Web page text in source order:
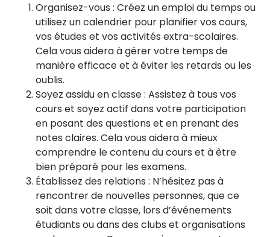
Organisez-vous : Créez un emploi du temps ou
utilisez un calendrier pour planifier vos cours,
vos études et vos activités extra-scolaires.
Cela vous aidera à gérer votre temps de
manière efficace et à éviter les retards ou les
oublis.
Soyez assidu en classe : Assistez à tous vos
cours et soyez actif dans votre participation
en posant des questions et en prenant des
notes claires. Cela vous aidera à mieux
comprendre le contenu du cours et à être
bien préparé pour les examens.
Établissez des relations : N’hésitez pas à
rencontrer de nouvelles personnes, que ce
soit dans votre classe, lors d’événements
étudiants ou dans des clubs et organisations